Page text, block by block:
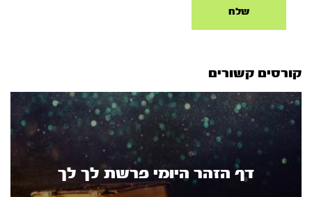
קורסים קשורים
דף הזהר היומי פרשת לך לך